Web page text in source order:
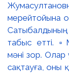
мерейтойына
Сатыбалдының
табыс етті.
мәні зор. Олар
сақтауға, оны